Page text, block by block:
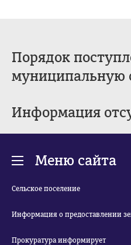
Порядок
муниципальную
Информация
Меню сайта
Сельское поселение
Информация о предоставлении
Прокуратура информирует